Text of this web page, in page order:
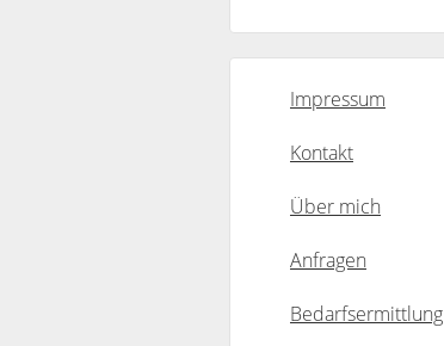
Impressum
Kontakt
Über mich
Anfragen
Bedarfsermittlung